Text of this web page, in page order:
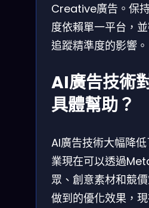
Creative廣告。保
度依賴單一平台，
追蹤精準度的影響。
AI廣告技術
具體幫助？
AI廣告技術大幅降
業現在可以透過
眾、創意素材和競
做到的優化效果，